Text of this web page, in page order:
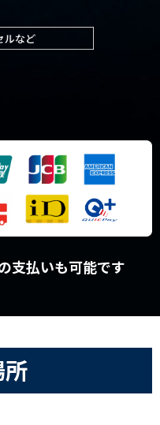
支払いも可能です